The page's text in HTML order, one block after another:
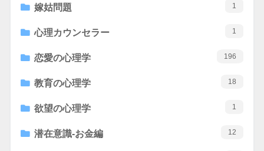
嫁姑問題 1
心理カウンセラー 1
恋愛の心理学 196
教育の心理学 18
欲望の心理学 1
潜在意識-お金編 12